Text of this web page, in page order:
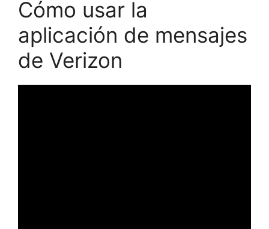
Cómo usar la
aplicación de mensajes
de Verizon